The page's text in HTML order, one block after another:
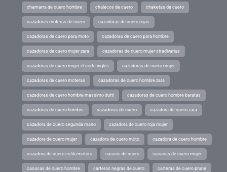
chamarra de cuero hombre chalecos de cuero chaketas de cuero
cazadoras moteras de cuero cazadoras de cuero rojas
cazadoras de cuero para moto cazadoras de cuero para hombre
cazadoras de cuero mujer zara cazadoras de cuero mujer stradivarius
cazadoras de cuero mujer el corte ingles cazadoras de cuero mujer
cazadoras de cuero moteras cazadoras de cuero hombre zara
cazadoras de cuero hombre massimo dutti cazadoras de cuero hombre baratas
cazadoras de cuero hombre cazadoras de cuero cazadora de cuero zara
cazadora de cuero segunda mano cazadora de cuero roja mujer
cazadora de cuero mujer cazadora de cuero moto cazadora de cuero hombre
cazadora de cuero estilo motero cascos de cuero casacas de cuero mujer
casacas de cuero hombre carteras negras de cuero carteras de cuero prune